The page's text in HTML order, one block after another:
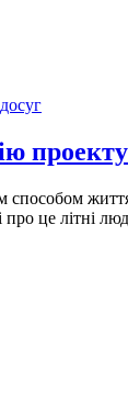
проекту
способом
це літні